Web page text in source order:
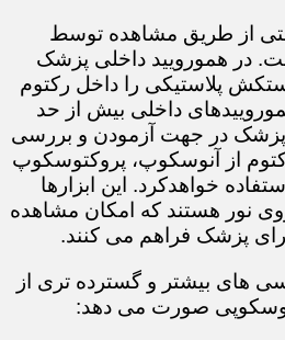
از طریق مشاهده توسط
در همورویید داخلی پزشک
پلاستیکی را داخل رکتوم
داخلی بیش از حد
در جهت آزمودن و بررسی
از آنوسکوپ، پروکتوسکوپ
خواهدکرد. این ابزارها
نور هستند که امکان مشاهده
پزشک فراهم می کنند.
های بیشتر و گسترده تری از
صورت می دهد: